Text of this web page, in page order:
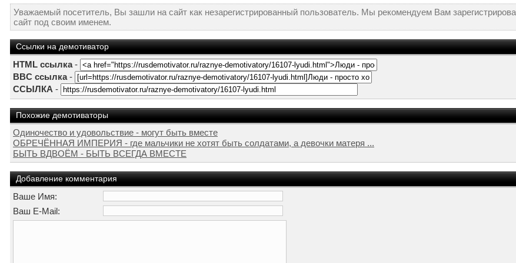
Уважаемый посетитель, Вы зашли на сайт как незарегистрированный пользователь. Мы рекомендуем Вам
сайт под своим именем.
Ссылки на демотиватор
HTML ссылка-
BBC ссылка-
ССЫЛКА -
Похожие демотиваторы
Одиночество и удовольствие - могут быть вместе
ОБРЕЧЁННАЯ ИМПЕРИЯ - где мальчики не хотят быть солдатами, а девочки матеря ...
БЫТЬ ВДВОЁМ - БЫТЬ ВСЕГДА ВМЕСТЕ
Добавление комментария
Ваше Имя:
Ваш E-Mail: